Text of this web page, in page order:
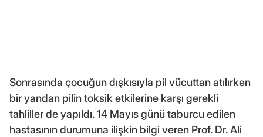
Sonrasında çocuğun dışkısıyla pil vücuttan atılırken
bir yandan pilin toksik etkilerine karşı gerekli
tahliller de yapıldı. 14 Mayıs günü taburcu edilen
hastasının durumuna ilişkin bilgi veren Prof. Dr. Ali